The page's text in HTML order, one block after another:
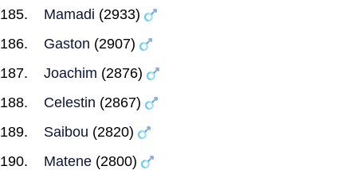
Mamadi (2933)
Gaston (2907)
Joachim (2876)
Celestin (2867)
Saibou (2820)
Matene (2800)